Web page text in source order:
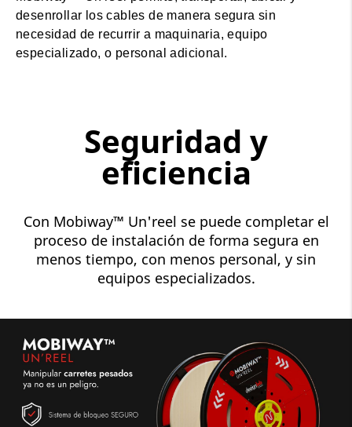
desenrollar los cables de manera segura sin
necesidad de recurrir a maquinaria, equipo
especializado, o personal adicional.
Seguridad y
eficiencia
Con Mobiway™ Un'reel se puede completar el
proceso de instalación de forma segura en
menos tiempo, con menos personal, y sin
equipos especializados.